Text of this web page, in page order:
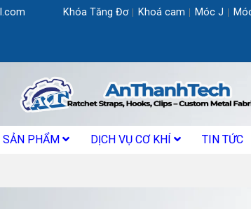
Khóa Tăng Đơ Khoá cam Móc J
SẢN PHẨM DỊCH VỤ CƠ KHÍ TIN TỨC